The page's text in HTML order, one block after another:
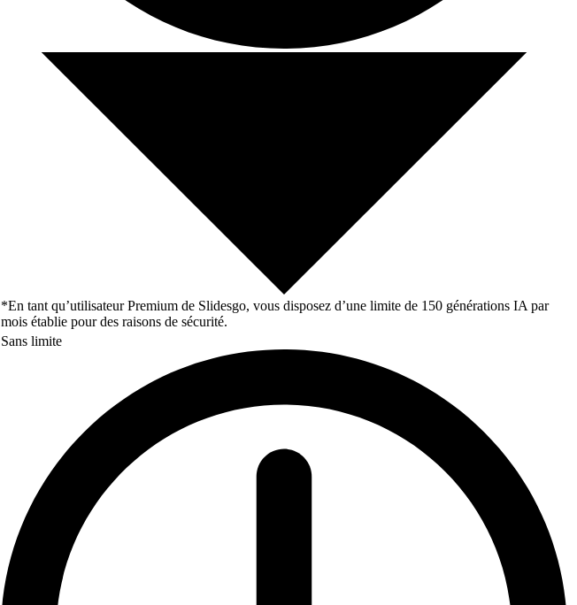
*En tant qu’utilisateur Premium de Slidesgo, vous disposez d’une limite de 150 générations IA par
mois établie pour des raisons de sécurité.
Sans limite